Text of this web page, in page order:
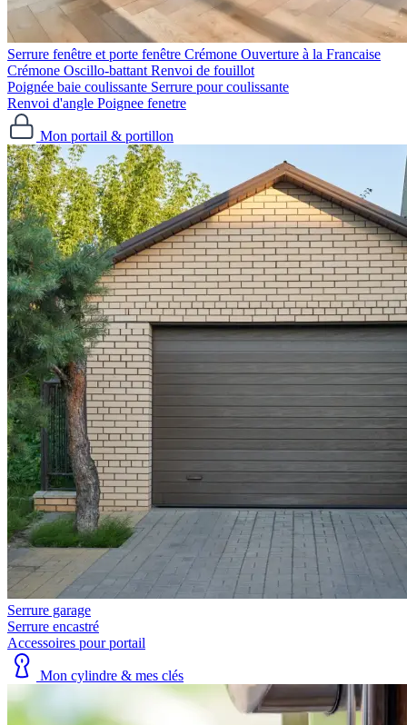
Serrure fenêtre et porte fenêtre Crémone Ouverture à la Francaise
Crémone Oscillo-battant Renvoi de fouillot
Poignée baie coulissante Serrure pour coulissante
Renvoi d'angle Poignee fenetre
Mon portail & portillon
Serrure garage
Serrure encastré
Accessoires pour portail
Mon cylindre & mes clés